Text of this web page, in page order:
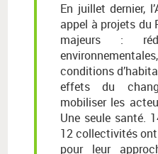
En juillet dernier,
appel à projets du
majeurs :
conditions
effets du
mobiliser les
Une seule santé.
12 collectivités
pour leur